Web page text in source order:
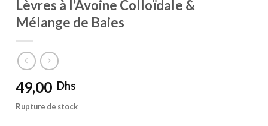
Lèvres à l’Avoine Colloïdale &
Mélange de Baies
49,00 Dhs
Rupture de stock